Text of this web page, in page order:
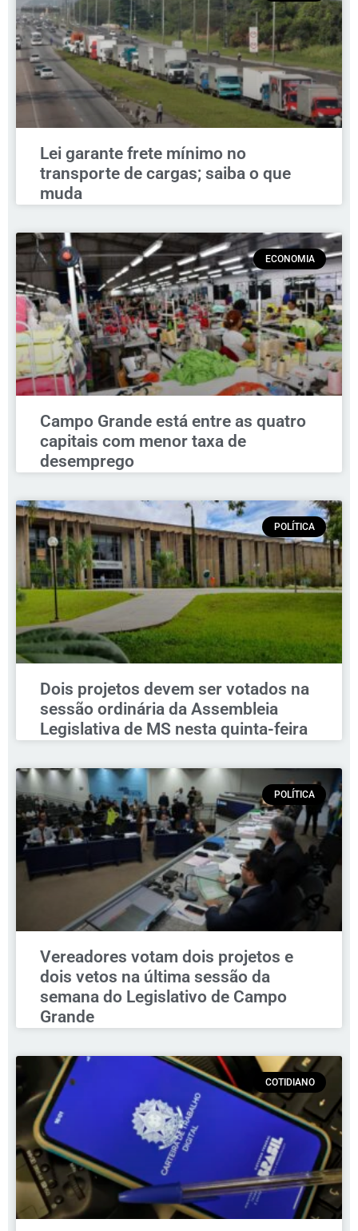
Lei garante frete mínimo no
transporte de cargas; saiba o que
muda
ECONOMIA
Campo Grande está entre as quatro
capitais com menor taxa de
desemprego
POLÍTICA
Dois projetos devem ser votados na
sessão ordinária da Assembleia
Legislativa de MS nesta quinta-feira
POLÍTICA
Vereadores votam dois projetos e
dois vetos na última sessão da
semana do Legislativo de Campo
Grande
COTIDIANO